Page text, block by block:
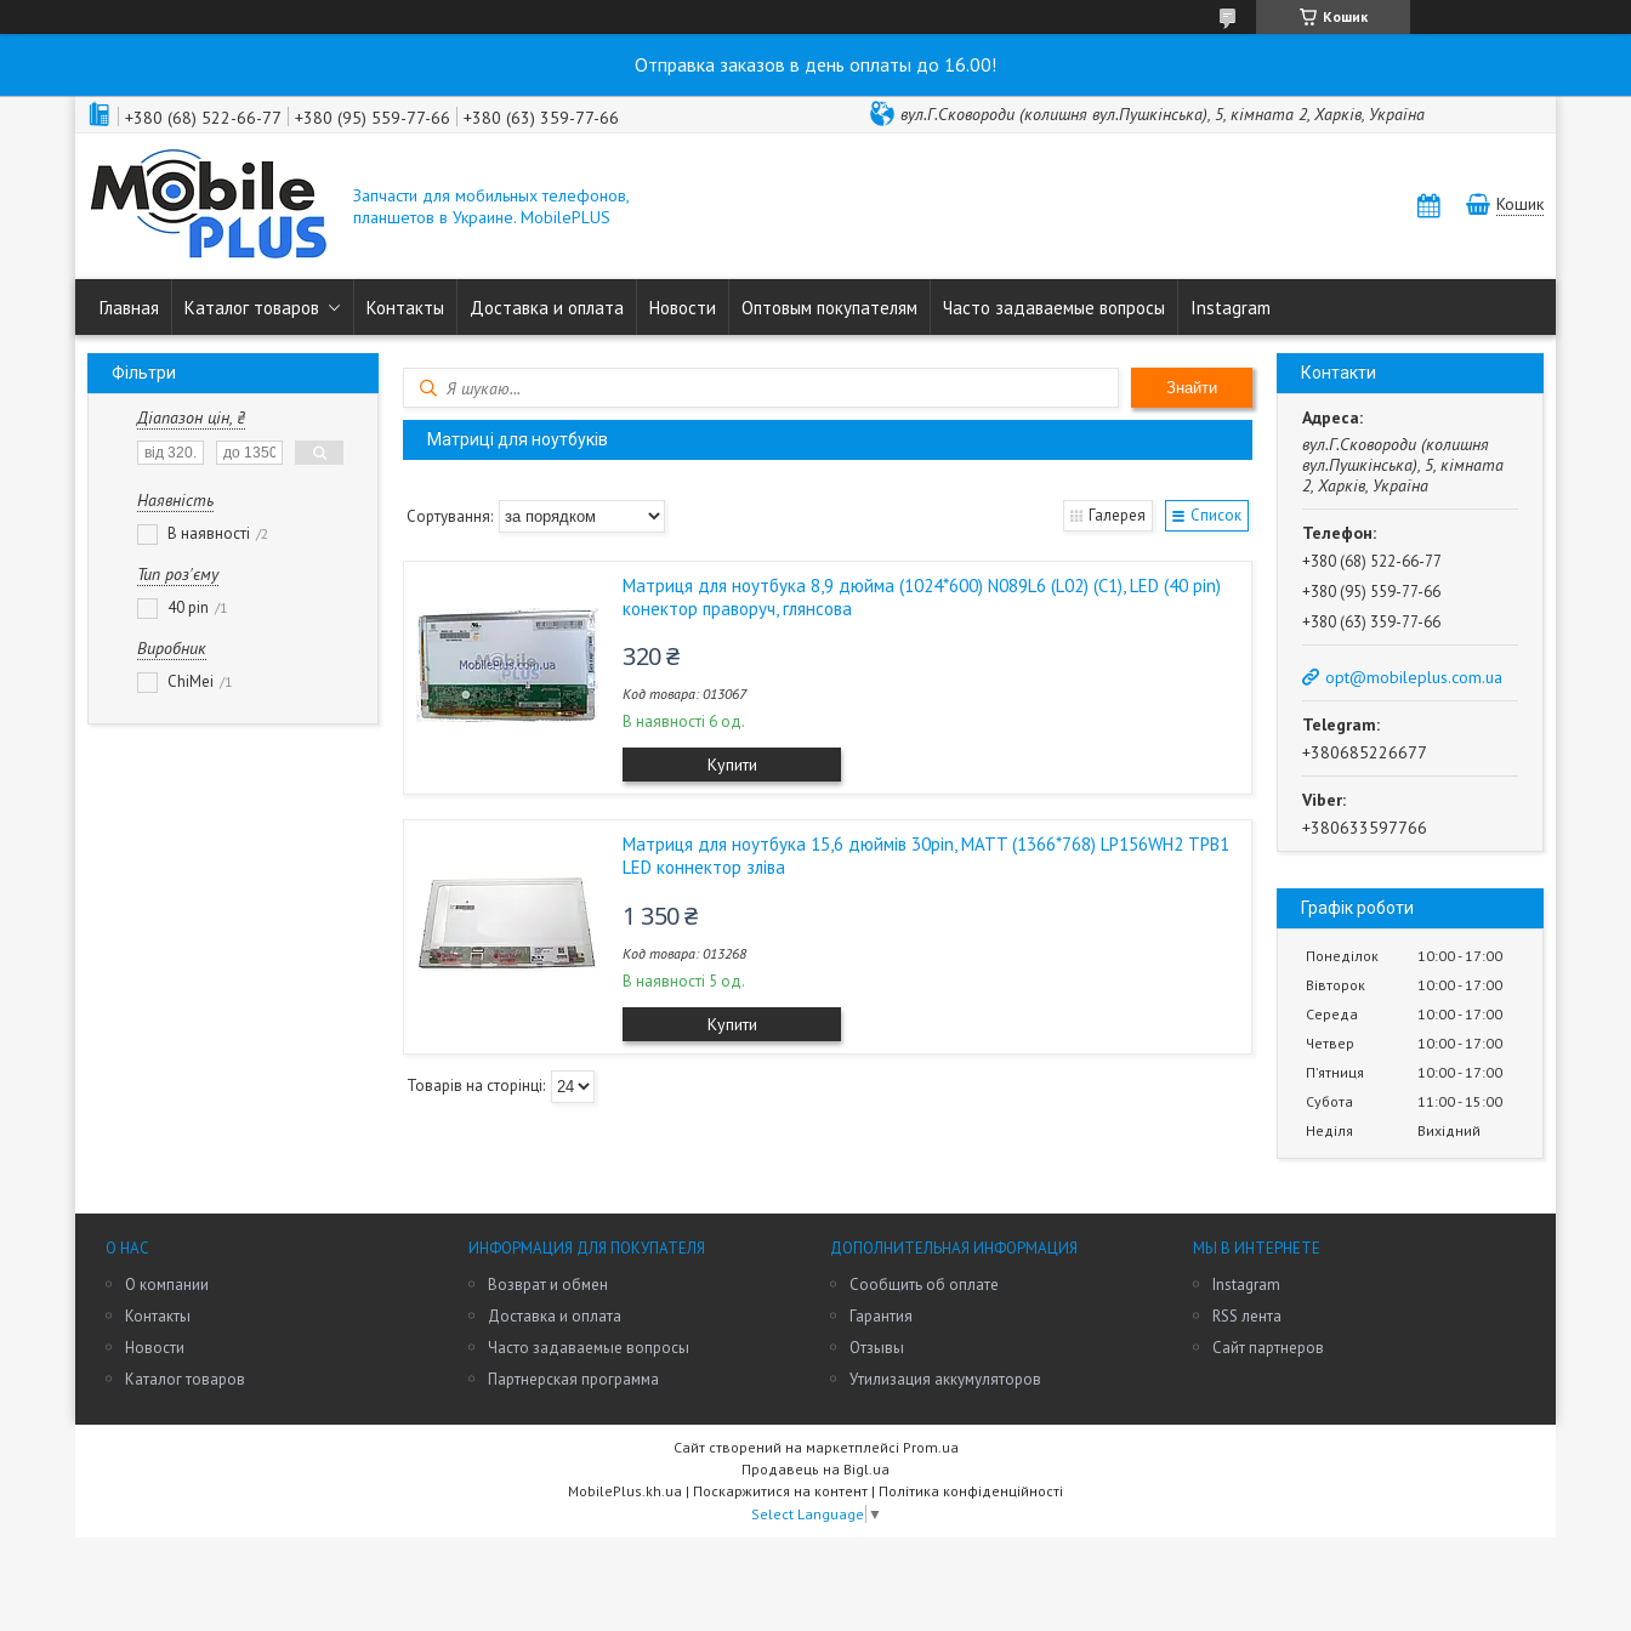
Кошик
Отправка заказов в день оплаты до 16.00!
+380 (68) 522-66-77 +380 (95) 559-77-66 +380 (63) 359-77-66 вул.Г.Сковороди (колишня вул.Пушкінська), 5, кімната 2, Харків, Україна
Запчасти для мобильных телефонов,
планшетов в Украине. MobilePLUS
Кошик
Главная Каталог товаров Контакты Доставка и оплата Новости Оптовым покупателям Часто задаваемые вопросы Instagram
Фільтри
Діапазон цін, ₴
Наявність
В наявності 2
Тип роз'єму
40 pin 1
Виробник
ChiMei 1
Знайти
Матриці для ноутбуків
Галерея Список
Матриця для ноутбука 8,9 дюйма (1024*600) N089L6 (L02) (C1), LED (40 pin)
конектор праворуч, глянсова
320 ₴
013067
В наявності 6 од.
Купити
Матриця для ноутбука 15,6 дюймів 30pin, MATT (1366*768) LP156WH2 TPB1
LED коннектор зліва
1 350 ₴
013268
В наявності 5 од.
Купити
Контакти
вул.Г.Сковороди (колишня
вул.Пушкінська), 5, кімната
2, Харків, Україна
+380 (68) 522-66-77
+380 (95) 559-77-66
+380 (63) 359-77-66
opt@mobileplus.com.ua
+380685226677
+380633597766
Графік роботи
Понеділок 10:00 17:00
Вівторок
10:00 17:00
Середа
10:00 17:00
Четвер
10:00 17:00
Пʼятниця
10:00 17:00
Субота
11:00 15:00
Неділя
Вихідний
О НАС
О компании
Контакты
Новости
Каталог товаров
ИНФОРМАЦИЯ ДЛЯ ПОКУПАТЕЛЯ
Возврат и обмен
Доставка и оплата
Часто задаваемые вопросы
Партнерская программа
ДОПОЛНИТЕЛЬНАЯ ИНФОРМАЦИЯ
Сообщить об оплате
Гарантия
Отзывы
Утилизация аккумуляторов
МЫ В ИНТЕРНЕТЕ
Instagram
RSS лента
Сайт партнеров
Сайт створений на маркетплейсі Prom.ua
Продавець на Bigl.ua
MobilePlus.kh.ua | Поскаржитися на контент | Політика конфіденційності
Select Language ▼